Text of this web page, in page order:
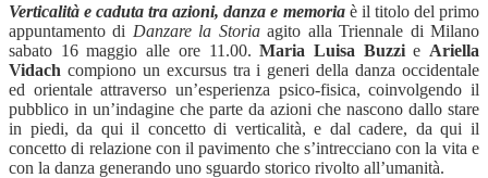
Verticalità e caduta tra azioni, danza e memoria è il titolo del primo
appuntamento di Danzare la Storiaagito alla Triennale di Milano
sabato 16 maggio alle ore 11.00.Maria Luisa Buzzie Ariella
Vidach compiono un excursus tra i generi della danza occidentale
ed orientale attraverso un’esperienza psico-fisica, coinvolgendo il
pubblico in un’indagine che parte da azioni che nascono dallo stare
in piedi, da qui il concetto di verticalità, e dal cadere, da qui il
concetto di relazione con il pavimento che s’intrecciano con la vita e
con la danza generando uno sguardo storico rivolto all’umanità.